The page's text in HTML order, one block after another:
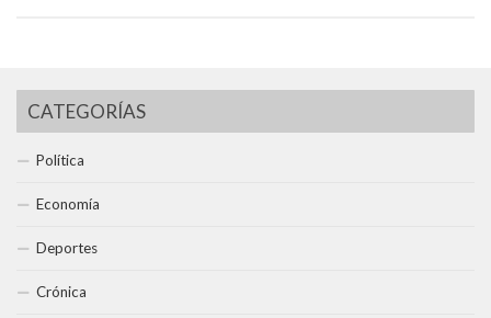
CATEGORÍAS
Política
Economía
Deportes
Crónica